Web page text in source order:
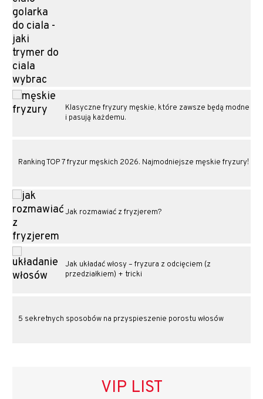
Klasyczne fryzury męskie, które zawsze będą modne
i pasują każdemu.
Ranking TOP 7 fryzur męskich 2026. Najmodniejsze męskie fryzury!
Jak rozmawiać z fryzjerem?
Jak układać włosy – fryzura z odcięciem (z
przedziałkiem) + tricki
5 sekretnych sposobów na przyspieszenie porostu włosów
VIP LIST